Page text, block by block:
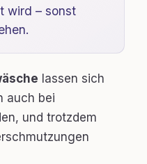
wird – sonst
lassen sich
auch bei
und trotzdem